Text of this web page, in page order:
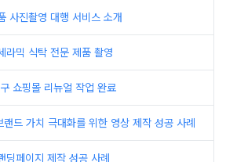
사진촬영 대행 서비스 소개
라믹 식탁 전문 제품 촬영
쇼핑몰 리뉴얼 작업 완료
드 가치 극대화를 위한 영상 제작 성공 사례
딩페이지 제작 성공 사례